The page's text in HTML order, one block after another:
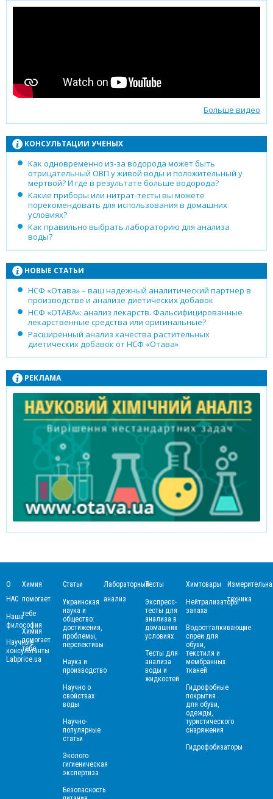
Больше видео
КОНСУЛЬТАЦИИ УЧЕНЫХ
Как одновременно из-за водорода может быть
отрицательный ОВП у живой воды и положительный у
мертвой? И где в результате больше водорода?
Какие приборы или нитрат-тесты вы можете
порекомендовать для использования в домашних
условиях?
Как правильно выбрать лабораторию для анализа
воды?
НОВЫЕ СТАТЬИ
НСФ «Отава» – ваш надежный аналитический партнер в
производстве и анализе диетических добавок
НСФ «ОТАВА»: анализ лекарств. Фальсифицированные
лекарственные средства или оригинальные?
Расширенный анализ качества растительных
диетических добавок от НСФ «Отава»
РЕКЛАМА
О
НАС
Наша
философия
Научные
консультанты
Labprice.ua
Химия
помогает
тебе
Химия
помогает
тебе
Статьи
Украинская
наука и
общество:
достижения,
проблемы,
перспективы
Наука и
производство
Научно о
свойствах
воды
Научно-
популярные
статьи
Эколого-
гигиеническая
экспертиза
Безопасность
Лабораторный
анализ
Тесты
Экспресс-
тесты для
анализа в
домашних
условиях
Тесты для
анализа
воды и
жидкостей
Химтовары
Нейтрализаторы
запаха
Водоотталкивающие
спреи для
обуви,
текстиля и
мембранных
тканей
Гидрофобные
покрытия
для обуви,
одежды,
туристического
снаряжения
Гидрофобизаторы
техника